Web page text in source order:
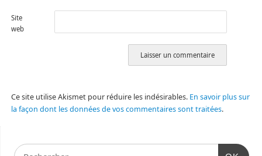
Site
web
Ce site utilise Akismet pour réduire les indésirables. En savoir plus sur
la façon dont les données de vos commentaires sont traitées.